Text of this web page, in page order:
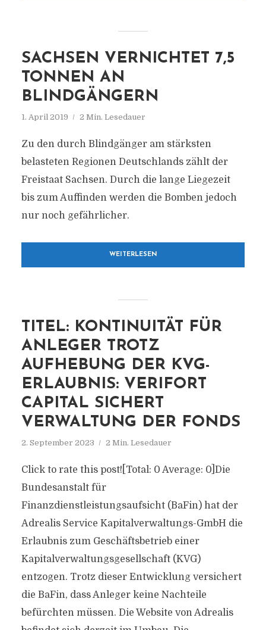
SACHSEN VERNICHTET 7,5
TONNEN AN
BLINDGÄNGERN
1. April 2019 2 Min. Lesedauer
Zu den durch Blindgänger am stärksten
belasteten Regionen Deutschlands zählt der
Freistaat Sachsen. Durch die lange Liegezeit
bis zum Auffinden werden die Bomben jedoch
nur noch gefährlicher.
WEITERLESEN
TITEL: KONTINUITÄT FÜR
ANLEGER TROTZ
AUFHEBUNG DER KVG-
ERLAUBNIS: VERIFORT
CAPITAL SICHERT
VERWALTUNG DER FONDS
2. September 2023 2 Min. Lesedauer
Click to rate this post![Total: 0 Average: 0]Die
Bundesanstalt für
Finanzdienstleistungsaufsicht (BaFin) hat der
Adrealis Service Kapitalverwaltungs-GmbH die
Erlaubnis zum Geschäftsbetrieb einer
Kapitalverwaltungsgesellschaft (KVG)
entzogen. Trotz dieser Entwicklung versichert
die BaFin, dass Anleger keine Nachteile
befürchten müssen. Die Website von Adrealis